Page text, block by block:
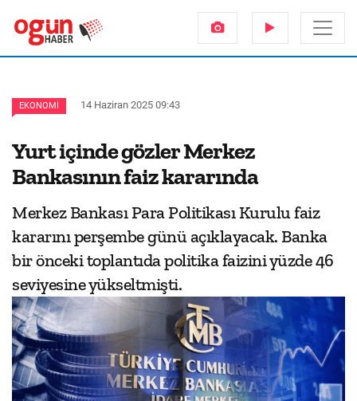
EKONOMI 14 Haziran 2025 09:43
Yurt içinde gözler Merkez
Bankasının faiz kararında
Merkez Bankası Para Politikası Kurulu faiz
kararını perşembe günü açıklayacak. Banka
bir önceki toplantıda politika faizini yüzde 46
seviyesine yükseltmişti.